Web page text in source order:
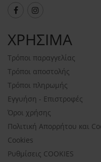
ΧΡΗΣΙΜΑ
Τρόποι παραγγελίας
Τρόποι αποστολής
Τρόποι πληρωμής
Εγγυήση - Επιστροφές
Όροι χρήσης
Πολιτική Απορρήτου και
Cookies
Ρυθμίσεις COOKIES